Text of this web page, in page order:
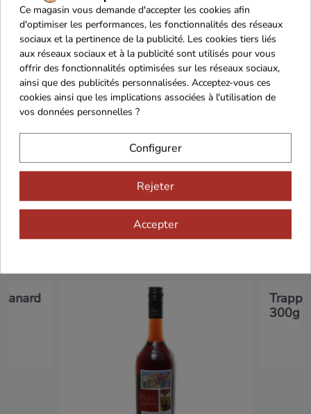
Cadeaux dès 99€
Vous aimerez aussi...
300g
Ce magasin vous demande d'accepter les cookies afin
d'optimiser les performances, les fonctionnalités des réseaux
sociaux et la pertinence de la publicité. Les cookies tiers liés
aux réseaux sociaux et à la publicité sont utilisés pour vous
offrir des fonctionnalités optimisées sur les réseaux sociaux,
ainsi que des publicités personnalisées. Acceptez-vous ces
cookies ainsi que les implications associées à l'utilisation de
vos données personnelles ?
Configurer
Rejeter
Accepter